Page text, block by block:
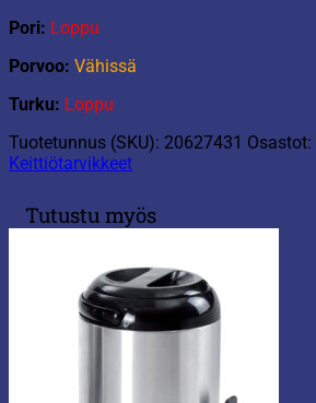
Pori: Loppu
Porvoo: Vähissä
Turku: Loppu
Tuotetunnus (SKU): 20627431 Osastot:
Keittiötarvikkeet
Tutustu myös